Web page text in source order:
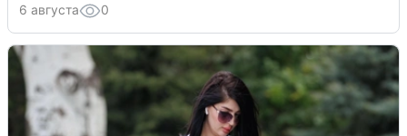
6 августа 0